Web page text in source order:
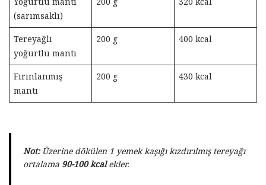
(sarımsaklı)
Tereyağlı
yoğurtlu mantı
200 g 400 kcal
Fırınlanmış
mantı
200 g 430 kcal
Not:Üzerine dökülen 1 yemek kaşığı kızdırılmış tereyağı
ortalama 90-100 kcalekler.